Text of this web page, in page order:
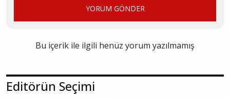
YORUM GÖNDER
Bu içerik ile ilgili henüz yorum yazılmamış
Editörün Seçimi